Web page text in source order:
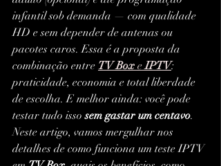
infantil sob demanda — com qualidade
HD e sem depender de antenas ou
pacotes caros. Essa é a proposta da
combinação entre TV Box e IPTV:
praticidade, economia e total liberdade
de escolha. E melhor ainda: você pode
testar tudo isso sem gastar um centavo.
Neste artigo, vamos mergulhar nos
detalhes de como funciona um teste IPTV